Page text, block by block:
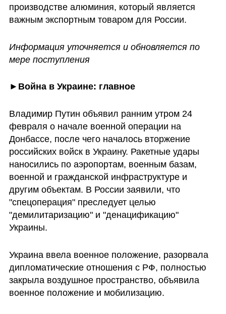
производстве алюминия, который является
важным экспортным товаром для России.
Информация уточняется и обновляется по
мере поступления
► Война в Украине: главное
Владимир Путин объявил ранним утром 24
февраля о начале военной операции на
Донбассе, после чего началось вторжение
российских войск в Украину. Ракетные удары
наносились по аэропортам, военным базам,
военной и гражданской инфраструктуре и
другим объектам. В России заявили, что
"спецоперация" преследует целью
"демилитаризацию" и "денацификацию"
Украины.
Украина ввела военное положение, разорвала
дипломатические отношения с РФ, полностью
закрыла воздушное пространство, объявила
военное положение и мобилизацию.